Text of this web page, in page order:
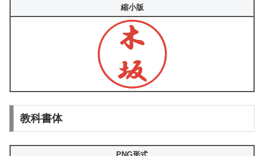
縮小版
教科書体